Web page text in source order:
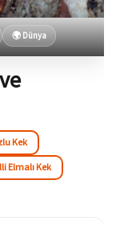
🌍 Dünya
Kek
Elmalı Kek